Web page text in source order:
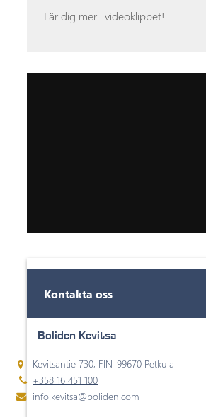
Lär dig mer i videoklippet!
Kontakta oss
Boliden Kevitsa
Kevitsantie 730, FIN-99670 Petkula
+358 16 451 100
info.kevitsa@boliden.com